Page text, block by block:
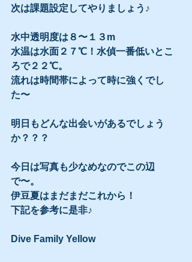
次は課題設定してやりましょう♪
水中透明度は８〜１３m
水温は水面２７℃！水偵一番低いとこ
ろで２２℃。
流れは時間帯によって時に強くでし
た〜
明日もどんな出会いがあるでしょう
か？？？
今日は写真も少なめなのでこの辺
で〜。
伊豆夏はまだまだこれから！
下記を参考に是非♪
Dive Family Yellow